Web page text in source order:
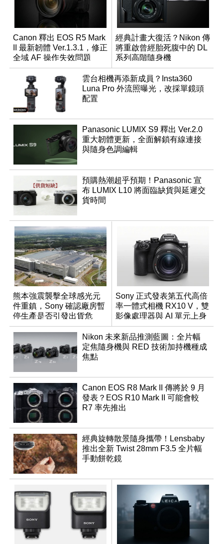
Canon 釋出 EOS R5 Mark
II 最新韌體 Ver.1.3.1，修正
全域 AF 操作失效問題
經典計畫大復活？Nikon 傳
將重啟曾經胎死腹中的 DL
系列高階隨身機
雲台相機再添新成員？Insta360
Luna Pro 外流照曝光，改採單鏡頭
配置
Panasonic LUMIX S9 釋出 Ver.2.0
重大韌體更新，全面解鎖有線連接
與隨身色調編輯
預購熱潮超乎預期！Panasonic 宣
布 LUMIX L10 將面臨缺貨與延遲交
貨時間
熊本強震襲擊全球感光元
件重鎮，Sony 確認廠房暫
停生產是否引發出貨危
機？
Sony 正式發表第五代高倍
率一體式相機 RX10 V，雙
影像處理器與 AI 單元上身
Nikon 未來新品推測藍圖：全片幅
定焦隨身機與 RED 技術加持機種成
焦點
Canon EOS R8 Mark II 傳將於 9 月
發表？EOS R10 Mark II 可能會較
R7 率先推出
經典旋轉散景隨身攜帶！Lensbaby
推出全新 Twist 28mm F3.5 全片幅
手動餅乾鏡